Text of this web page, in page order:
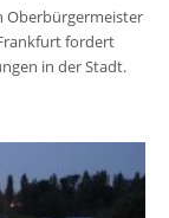
Oberbürgermeister
Frankfurt fordert
in der Stadt.